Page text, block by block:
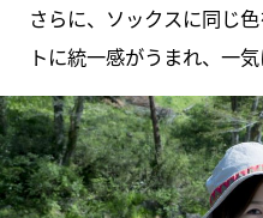
さらに、ソックスに同じ
トに統一感がうまれ、一